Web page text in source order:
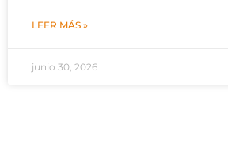
LEER MÁS »
junio 30, 2026